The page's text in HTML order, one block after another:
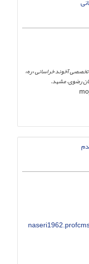
آخوند خراسانی «ره»
رضوی، مشهد.